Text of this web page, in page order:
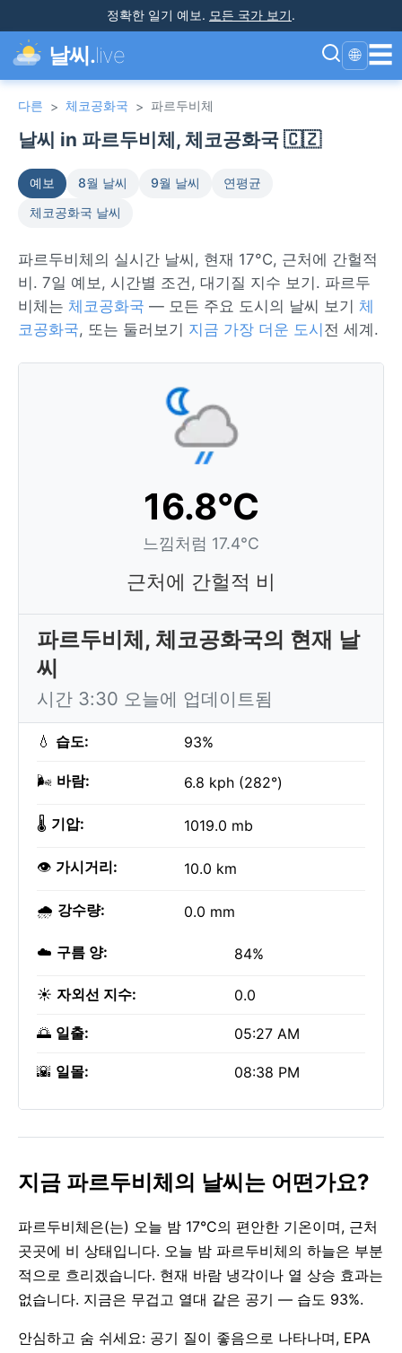
정확한 일기 예보. 모든 국가 보기.
날씨.live 🌐 ☰
다른 > 체코공화국 > 파르두비체
날씨 in 파르두비체, 체코공화국 🇨🇿
예보 8월 날씨 9월 날씨
연평균
체코공화국 날씨
파르두비체의 실시간 날씨, 현재 17°C, 근처에 간헐적
비. 7일 예보, 시간별 조건, 대기질 지수 보기. 파르두
비체는 체코공화국 — 모든 주요 도시의 날씨 보기 체
코공화국, 또는 둘러보기 지금 가장 더운 도시 전 세계.
16.8°C
느낌처럼 17.4°C
근처에 간헐적 비
파르두비체, 체코공화국의 현재 날
씨
시간 3:30 오늘에 업데이트됨
💧 습도: 93%
🌬️ 바람: 6.8 kph (282°)
🌡️ 기압: 1019.0 mb
👁️ 가시거리: 10.0 km
🌧️ 강수량: 0.0 mm
☁️ 구름 양: 84%
☀️ 자외선 지수: 0.0
🌅 일출: 05:27 AM
🌇 일몰: 08:38 PM
지금 파르두비체의 날씨는 어떤가요?
파르두비체은(는) 오늘 밤 17°C의 편안한 기온이며, 근처
곳곳에 비 상태입니다. 오늘 밤 파르두비체의 하늘은 부분
적으로 흐리겠습니다. 현재 바람 냉각이나 열 상승 효과는
없습니다. 지금은 무겁고 열대 같은 공기 — 습도 93%.
안심하고 숨 쉬세요: 공기 질이 좋음으로 나타나며, EPA